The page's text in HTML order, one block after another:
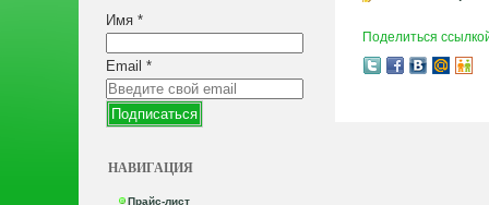
Имя *
Email *
НАВИГАЦИЯ
Прайс-лист
Поделиться